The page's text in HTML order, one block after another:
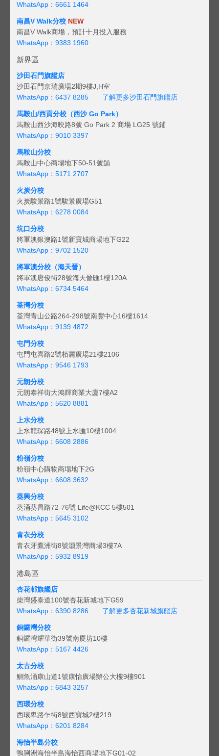
WhatsApp：6661 1464
南昌V Walk分校 NEW
南昌V Walk商場，預計十月投入服務
WhatsApp：9383 1960
新界區
沙田石門旗艦店
沙田石門京瑞廣場2期9樓J,H室
WhatsApp：6437 8285
了解更多沙田石門旗艦店
馬鞍山/西貢分校（西沙 Go Park）
馬鞍山西沙海映路8號 Go Park 2 商場 LG25 號鋪
WhatsApp：9010 3397
馬鞍山分校
馬鞍山中心商場地下50-51號舖
WhatsApp：5171 2707
火炭分校
火炭駿景路1號駿景廣場G51
WhatsApp：6278 0084
坑口分校
將軍澳銀澳路1號新寶城商場地下G22
WhatsApp：9702 1520
將軍澳分校（海天晉）
將軍澳唐俊街28號海天晉匯1樓120A
WhatsApp：6734 5464
荃灣分校
荃灣青山公路264-298號南豐中心16樓1614
WhatsApp：9139 4872
屯門分校
屯門屯喜路2號栢麗廣場21樓2106
WhatsApp：9546 1793
元朗分校
元朗泰祥街大鴻輝商業大廈7樓A2
WhatsApp：5620 8881
上水分校
上水龍琛路48號上水匯10樓1004
WhatsApp：6608 2886
粉嶺分校
粉嶺中心購物商場地下2G
WhatsApp：6608 3632
葵興分校
葵涌葵昌路72-76號 Life@KCC 5樓501
WhatsApp：5645 3102
青衣分校
青衣牙鷹洲街8號灝景灣商場3樓7A
WhatsApp：5932 8919
港島區
杏花邨旗艦店
柴灣盛泰道100號杏花新城地下G59
WhatsApp：6390 8286
了解更多杏花新城旗艦店
銅鑼灣分校
銅鑼灣耀華街39號南慶坊10樓
WhatsApp：5167 4426
太古分校
鰂魚涌康山道1號康怡廣場辦公大樓9樓901
WhatsApp：6843 3257
西環分校
西環卑路乍街8號西寶城2樓219
WhatsApp：6201 8284
海怡半島分校
鴨脷洲海怡半島海怡西商場地下G01-02